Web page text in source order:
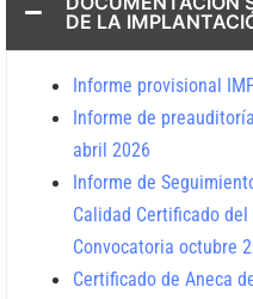
DE LA
Informe provisional
Informe de
abril 2026
Informe de
Calidad Certificado
Convocatoria octubre
Certificado de Aneca